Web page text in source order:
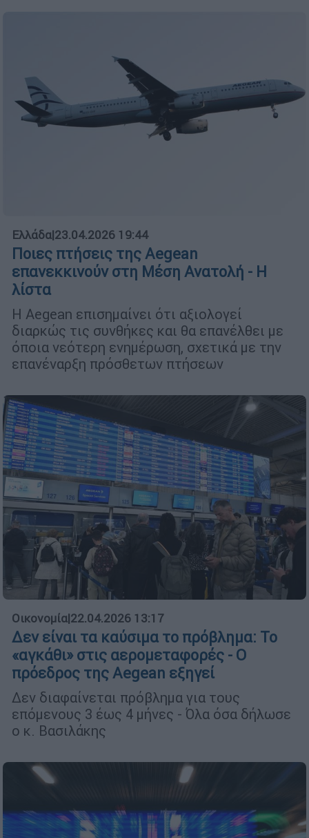
Ελλάδα|23.04.2026 19:44
Ποιες πτήσεις της Aegean
επανεκκινούν στη Μέση Ανατολή - Η
λίστα
Η Aegean επισημαίνει ότι αξιολογεί
διαρκώς τις συνθήκες και θα επανέλθει με
όποια νεότερη ενημέρωση, σχετικά με την
επανέναρξη πρόσθετων πτήσεων
Οικονομία|22.04.2026 13:17
Δεν είναι τα καύσιμα το πρόβλημα: Το
«αγκάθι» στις αερομεταφορές - Ο
πρόεδρος της Aegean εξηγεί
Δεν διαφαίνεται πρόβλημα για τους
επόμενους 3 έως 4 μήνες - Όλα όσα δήλωσε
ο κ. Βασιλάκης